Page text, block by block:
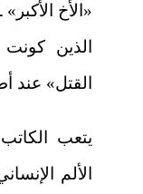
«الأخ
الذين
القتل» عند
يتعب
الألم